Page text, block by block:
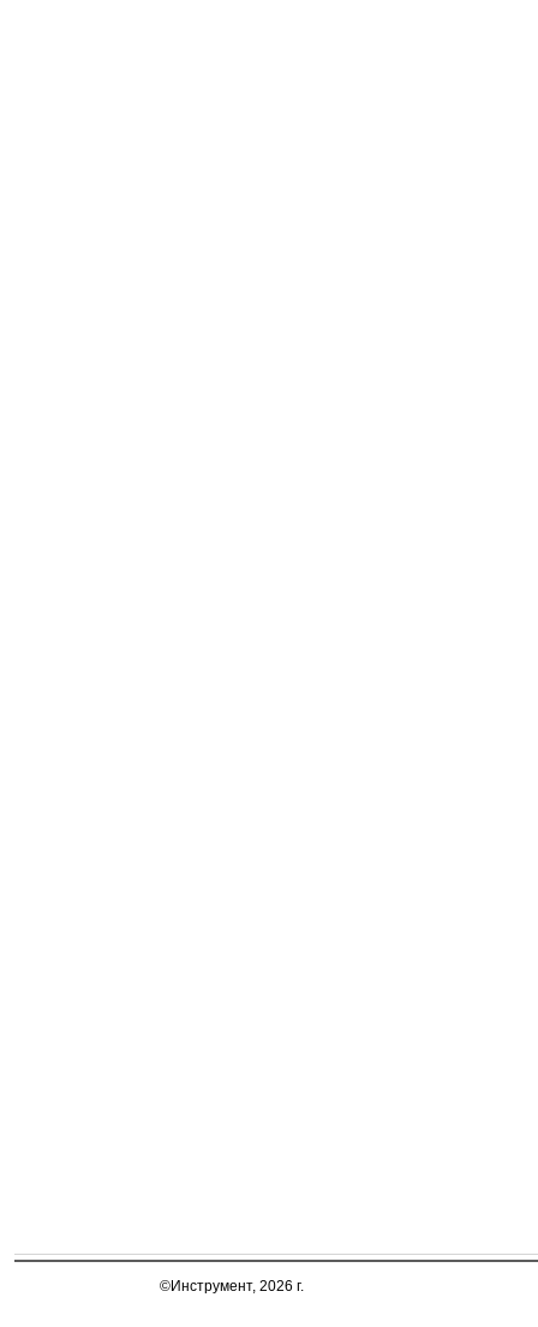
©Инструмент, 2026 г.